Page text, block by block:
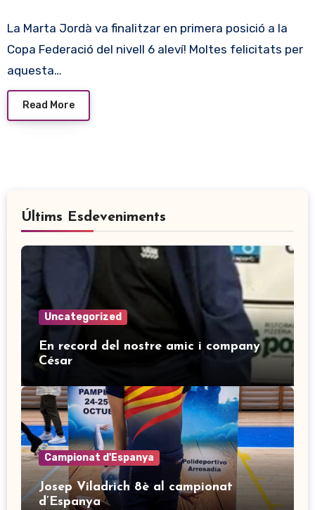
La Marta Jordà va finalitzar en primera posició a la
Copa Federació del nivell 6 aleví! Moltes felicitats per
aquesta…
Read More
Últims Esdeveniments
Uncategorized
En record del nostre amic i company
César
Campionat d'Espanya
Josep Viladrich 8è al campionat
d’Espanya